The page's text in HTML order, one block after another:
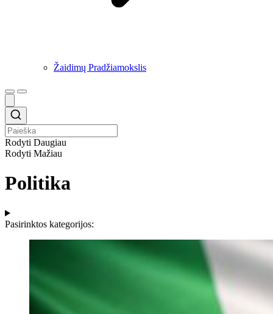
Žaidimų Pradžiamokslis
Rodyti Daugiau
Rodyti Mažiau
Politika
Pasirinktos kategorijos: